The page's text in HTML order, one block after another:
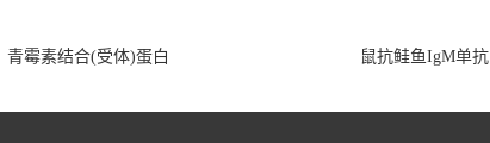
青霉素结合(受体)蛋白 鼠抗鲑鱼IgM单抗